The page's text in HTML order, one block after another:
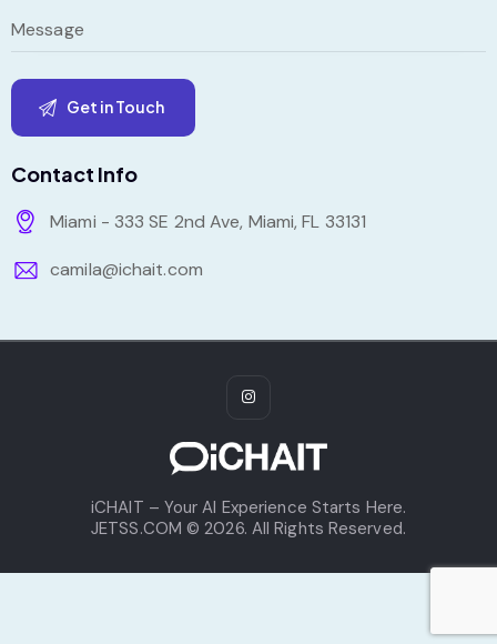
Contact Info
Miami - 333 SE 2nd Ave, Miami, FL 33131
camila@ichait.com
iCHAIT – Your AI Experience Starts Here.
JETSS.COM © 2026. All Rights Reserved.